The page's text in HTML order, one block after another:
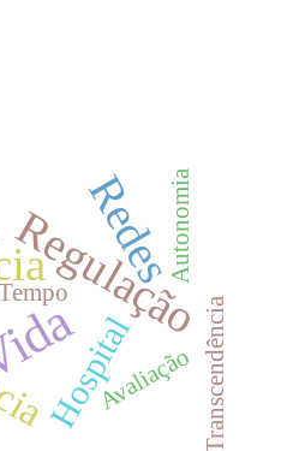
Regulação
Redes
HospitalAvaliação Transcendência
Autonomia